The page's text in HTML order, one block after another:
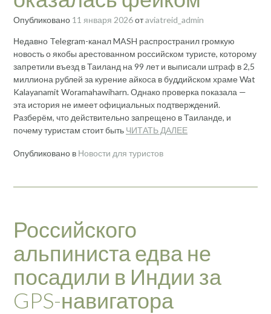
Опубликовано 11 января 2026отaviatreid_admin
Недавно Telegram-канал MASH распространил громкую
новость о якобы арестованном российском туристе, которому
запретили въезд в Таиланд на 99 лет и выписали штраф в 2,5
миллиона рублей за курение айкоса в буддийском храме Wat
Kalayanamit Woramahawiharn. Однако проверка показала —
эта история не имеет официальных подтверждений.
Разберём, что действительно запрещено в Таиланде, и
почему туристам стоит быть ЧИТАТЬ ДАЛЕЕ
Опубликовано в Новости для туристов
Российского
альпиниста едва не
посадили в Индии за
GPS-навигатора